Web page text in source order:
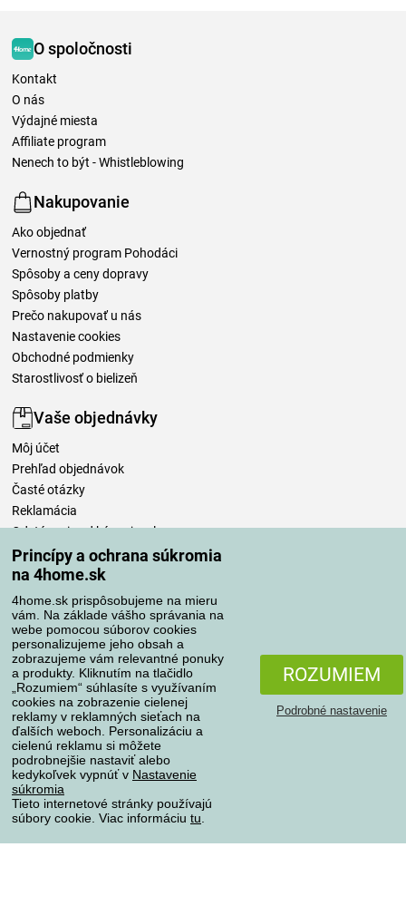
Princípy a ochrana súkromia
na 4home.sk
4home.sk prispôsobujeme na mieru
vám. Na základe vášho správania na
webe pomocou súborov cookies
personalizujeme jeho obsah a
zobrazujeme vám relevantné ponuky
a produkty. Kliknutím na tlačidlo
„Rozumiem“ súhlasíte s využívaním
cookies na zobrazenie cielenej
reklamy v reklamných sieťach na
ďalších weboch. Personalizáciu a
cielenú reklamu si môžete
podrobnejšie nastaviť alebo
kedykoľvek vypnúť v Nastavenie
súkromia
Tieto internetové stránky používajú
súbory cookie. Viac informáciu tu
ROZUMIEM
Podrobné nastavenie
O spoločnosti
Kontakt
O nás
Výdajné miesta
Affiliate program
Nenech to být - Whistleblowing
Nakupovanie
Ako objednať
Vernostný program Pohodáci
Spôsoby a ceny dopravy
Spôsoby platby
Prečo nakupovať u nás
Nastavenie cookies
Obchodné podmienky
Starostlivosť o bielizeň
Vaše objednávky
Môj účet
Prehľad objednávok
Časté otázky
Reklamácia
Odstúpenie od kúpnej zmluvy
Pravidlá spracovania recenzií
Spôsoby dopravy
Spôsoby platby
Spoľahlivý obchod